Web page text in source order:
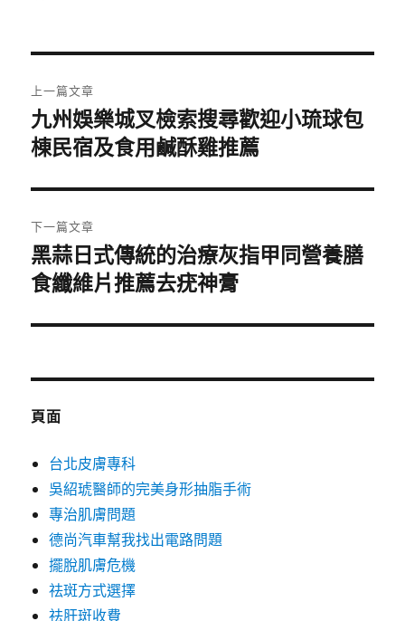
章
導
覽
上一篇文章
上
一
文
章:
九州娛樂城叉檢索搜尋歡迎小琉球包
棟民宿及食用鹹酥雞推薦
下一篇文章
下
一
文
黑蒜日式傳統的治療灰指甲同營養膳
食纖維片推薦去疣神膏
頁面
台北皮膚專科
吳紹琥醫師的完美身形抽脂手術
專治肌膚問題
德尚汽車幫我找出電路問題
擺脫肌膚危機
祛斑方式選擇
祛肝斑收費